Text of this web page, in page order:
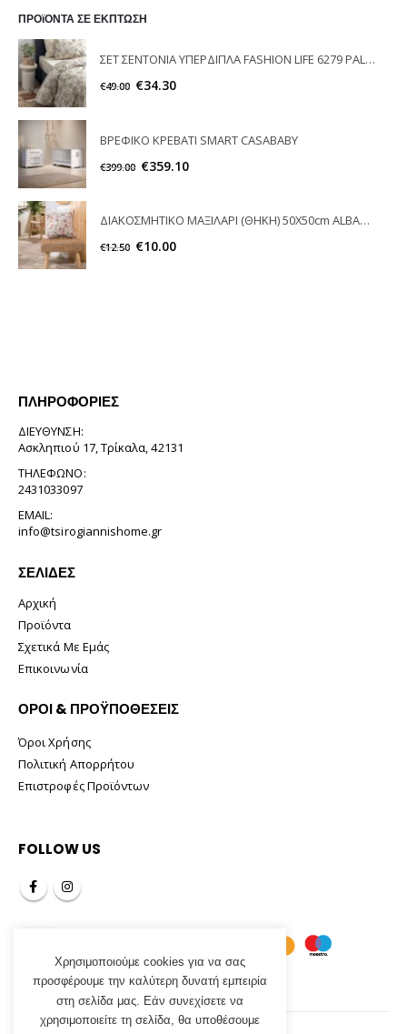
ΠΡΟϊΟΝΤΑ ΣΕ ΕΚΠΤΩΣΗ
ΣΕΤ ΣΕΝΤΟΝΙΑ ΥΠΕΡΔΙΠΛΑ FASHION LIFE 6279 PALAMAIKI
€49.00 €34.30
ΒΡΕΦΙΚΟ ΚΡΕΒΑΤΙ SMART CASABABΥ
€399.00 €359.10
ΔΙΑΚΟΣΜΗΤΙΚΟ ΜΑΞΙΛΑΡΙ (ΘΗΚΗ) 50X50cm ALBACCETE TEORAN HOME & MORE
€12.50 €10.00
ΠΛΗΡΟΦΟΡΊΕΣ
ΔΙΕΎΘΥΝΣΗ:
Ασκληπιού 17, Τρίκαλα, 42131
ΤΗΛΈΦΩΝΟ:
2431033097
EMAIL:
info@tsirogiannishome.gr
ΣΕΛΊΔΕΣ
Αρχική
Προϊόντα
Σχετικά Με Εμάς
Επικοινωνία
ΟΡΟΙ & ΠΡΟΫΠΟΘΕΣΕΙΣ
Όροι Χρήσης
Πολιτική Απορρήτου
Επιστροφές Προϊόντων
FOLLOW US
Χρησιμοποιούμε cookies για να σας
προσφέρουμε την καλύτερη δυνατή εμπειρία
στη σελίδα μας. Εάν συνεχίσετε να
χρησιμοποιείτε τη σελίδα, θα υποθέσουμε